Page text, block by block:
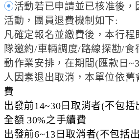
⦿活動若已申請並已核准後，
活動，團員退費機制如下:
凡確定報名並繳費後，本行程
隊邀約/車輛調度/路線探勘/食
動作業安排，在期間(匯款日
人因素退出取消，本單位依舊
費
出發前14~30日取消者(不包
全額 30%之手續費
出發前6~13日取消者(不包括